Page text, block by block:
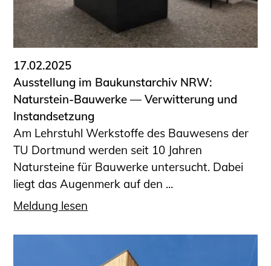
17.02.2025
Ausstellung im Baukunstarchiv NRW:
Naturstein-Bauwerke — Verwitterung und
Instandsetzung
Am Lehrstuhl Werkstoffe des Bauwesens der
TU Dortmund werden seit 10 Jahren
Natursteine für Bauwerke untersucht. Dabei
liegt das Augenmerk auf den ...
Meldung lesen